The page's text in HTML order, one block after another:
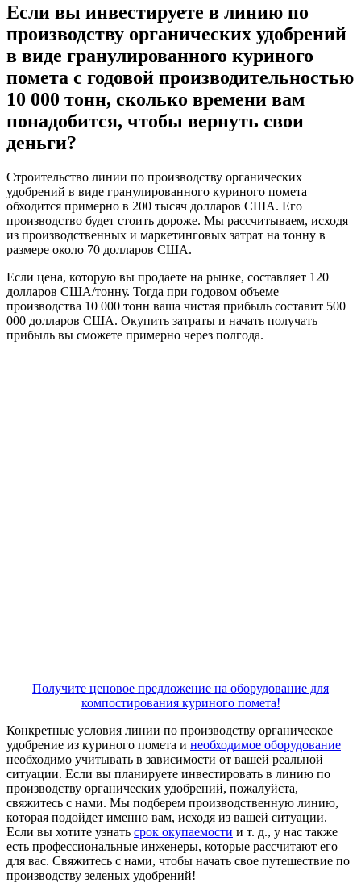
Если вы инвестируете в линию по
производству органических удобрений
в виде гранулированного куриного
помета с годовой производительностью
10 000 тонн, сколько времени вам
понадобится, чтобы вернуть свои
деньги?
Строительство линии по производству органических
удобрений в виде гранулированного куриного помета
обходится примерно в 200 тысяч долларов США. Его
производство будет стоить дороже. Мы рассчитываем, исходя
из производственных и маркетинговых затрат на тонну в
размере около 70 долларов США.
Если цена, которую вы продаете на рынке, составляет 120
долларов США/тонну. Тогда при годовом объеме
производства 10 000 тонн ваша чистая прибыль составит 500
000 долларов США. Окупить затраты и начать получать
прибыль вы сможете примерно через полгода.
Получите ценовое предложение на оборудование для
компостирования куриного помета!
Конкретные условия линии по производству органическое
удобрение из куриного помета и необходимое оборудование
необходимо учитывать в зависимости от вашей реальной
ситуации. Если вы планируете инвестировать в линию по
производству органических удобрений, пожалуйста,
свяжитесь с нами. Мы подберем производственную линию,
которая подойдет именно вам, исходя из вашей ситуации.
Если вы хотите узнать срок окупаемости и т. д., у нас также
есть профессиональные инженеры, которые рассчитают его
для вас. Свяжитесь с нами, чтобы начать свое путешествие по
производству зеленых удобрений!